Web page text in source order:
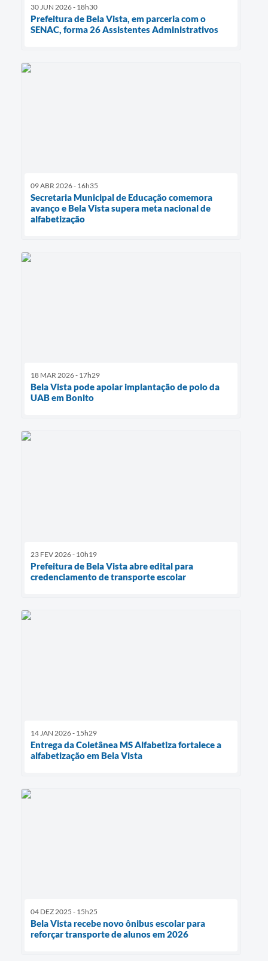
30 JUN 2026 - 18h30
Prefeitura de Bela Vista, em parceria com o
SENAC, forma 26 Assistentes Administrativos
09 ABR 2026 - 16h35
Secretaria Municipal de Educação comemora
avanço e Bela Vista supera meta nacional de
alfabetização
18 MAR 2026 - 17h29
Bela Vista pode apoiar implantação de polo da
UAB em Bonito
23 FEV 2026 - 10h19
Prefeitura de Bela Vista abre edital para
credenciamento de transporte escolar
14 JAN 2026 - 15h29
Entrega da Coletânea MS Alfabetiza fortalece a
alfabetização em Bela Vista
04 DEZ 2025 - 15h25
Bela Vista recebe novo ônibus escolar para
reforçar transporte de alunos em 2026